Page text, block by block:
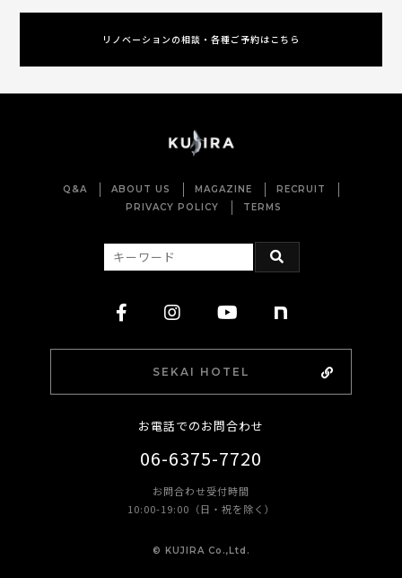
リノベーションの相談・各種ご予約はこちら
Q&A ABOUT US MAGAZINE
RECRUIT
PRIVACY POLICY
TERMS
SEKAI HOTEL
お電話でのお問合わせ
06-6375-7720
お問合わせ受付時間
10:00-19:00（日・祝を除く）
©︎ KUJIRA Co.,Ltd.